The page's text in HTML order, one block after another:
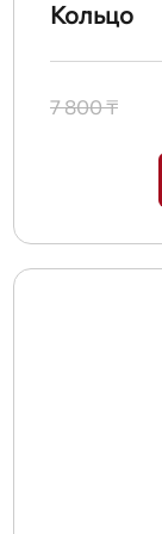
Кольцо
7 800 ₸